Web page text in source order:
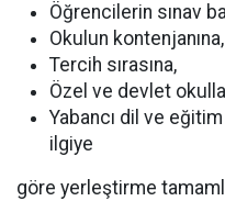
Öğrencilerin sınav
Okulun kontenjanına,
Tercih sırasına,
Özel ve devlet
Yabancı dil ve
ilgiye
göre yerleştirme